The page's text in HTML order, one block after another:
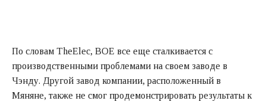
По словам TheElec, BOE все еще сталкивается с
производственными проблемами на своем заводе в
Чэнду. Другой завод компании, расположенный в
Мяняне, также не смог продемонстрировать результаты к